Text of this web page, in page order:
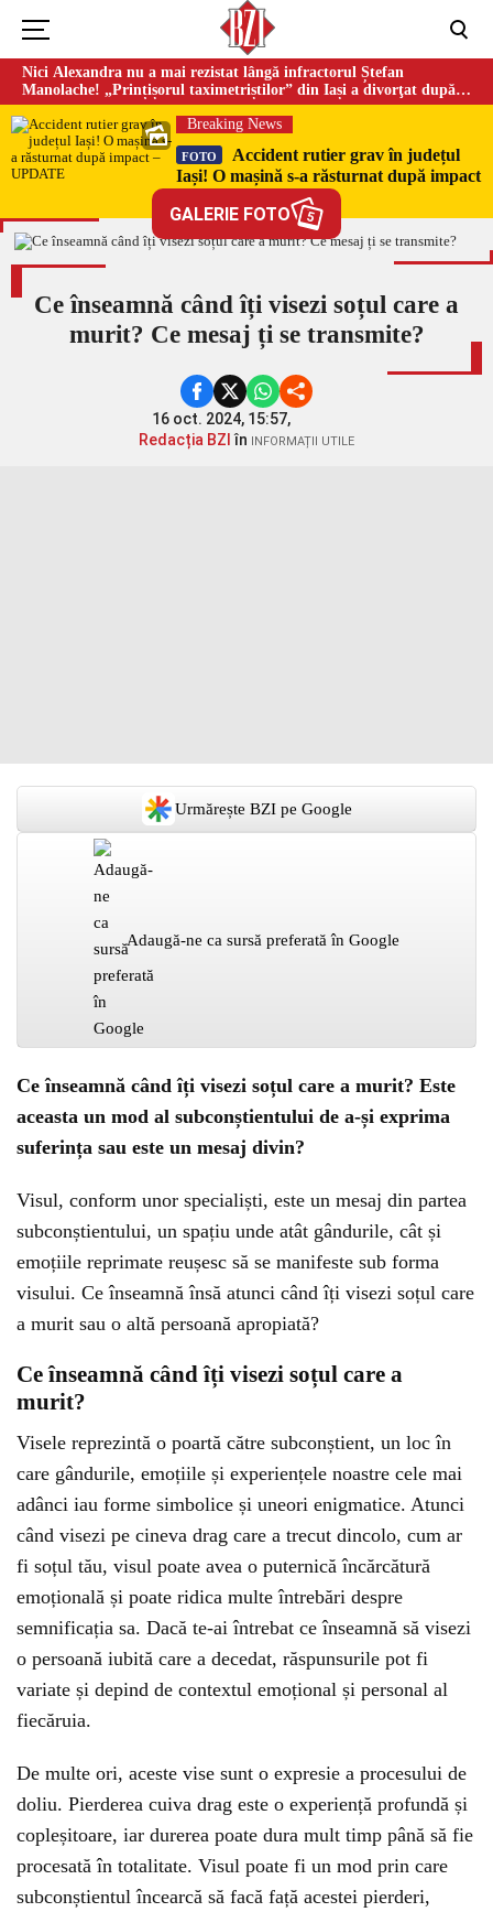
Nici Alexandra nu a mai rezistat lângă infractorul Ștefan
Manolache! „Prințișorul taximetriștilor” din Iași a divorţat după
doi ani de căsnicie
Breaking News
FOTO
Accident rutier grav în județul
Iași! O mașină s-a răsturnat după impact
GALERIE FOTO 5
Ce înseamnă când îți visezi soțul care a
murit? Ce mesaj ți se transmite?
16 oct. 2024, 15:57,
Redacția BZI în INFORMAȚII UTILE
Urmărește BZI pe Google
Adaugă-ne ca sursă preferată în Google
Ce înseamnă când îți visezi soțul care a murit? Este
aceasta un mod al subconștientului de a-și exprima
suferința sau este un mesaj divin?
Visul, conform unor specialiști, este un mesaj din partea
subconștientului, un spațiu unde atât gândurile, cât și
emoțiile reprimate reușesc să se manifeste sub forma
visului. Ce înseamnă însă atunci când îți visezi soțul care
a murit sau o altă persoană apropiată?
Ce înseamnă când îți visezi soțul care a
murit?
Visele reprezintă o poartă către subconștient, un loc în
care gândurile, emoțiile și experiențele noastre cele mai
adânci iau forme simbolice și uneori enigmatice. Atunci
când visezi pe cineva drag care a trecut dincolo, cum ar
fi soțul tău, visul poate avea o puternică încărcătură
emoțională și poate ridica multe întrebări despre
semnificația sa. Dacă te-ai întrebat ce înseamnă să visezi
o persoană iubită care a decedat, răspunsurile pot fi
variate și depind de contextul emoțional și personal al
fiecăruia.
De multe ori, aceste vise sunt o expresie a procesului de
doliu. Pierderea cuiva drag este o experiență profundă și
copleșitoare, iar durerea poate dura mult timp până să fie
procesată în totalitate. Visul poate fi un mod prin care
subconștientul încearcă să facă față acestei pierderi,